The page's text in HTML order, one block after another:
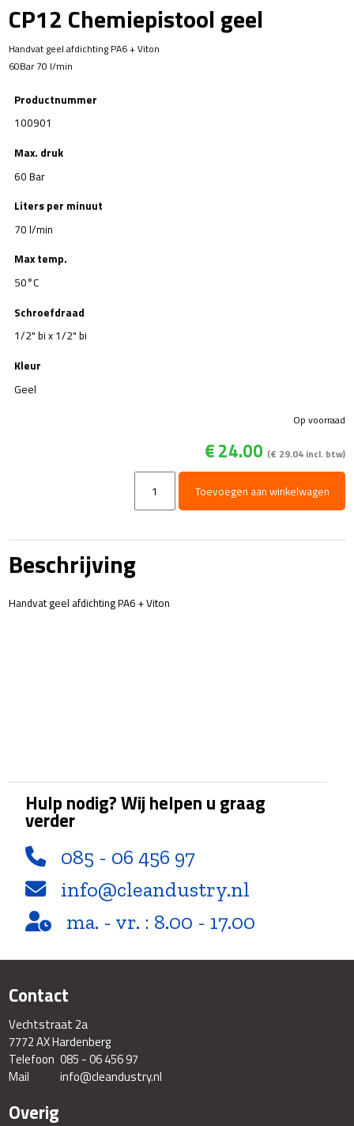
CP12 Chemiepistool geel
Handvat geel afdichting PA6 + Viton
60Bar 70 l/min
Productnummer
100901
Max. druk
60 Bar
Liters per minuut
70 l/min
Max temp.
50°C
Schroefdraad
1/2" bi x 1/2" bi
Kleur
Geel
€24.00 (€ 29.04incl. btw)
Op voorraad
Chemiepistool
geel
Toevoegen aan winkelwagen
Beschrijving
Handvat geel afdichting PA6 + Viton
Hulp nodig? Wij helpen u graag
verder
085 - 06 456 97
info@cleandustry.nl
ma. - vr. : 8.00 - 17.00
Contact
Vechtstraat 2a
7772 AX Hardenberg
Telefoon 085 - 06 456 97
Mail
info@cleandustry.nl
Overig